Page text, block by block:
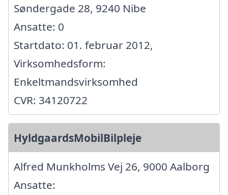
Søndergade 28, 9240 Nibe
Ansatte: 0
Startdato: 01. februar 2012,
Virksomhedsform:
Enkeltmandsvirksomhed
CVR: 34120722
HyldgaardsMobilBilpleje
Alfred Munkholms Vej 26, 9000 Aalborg
Ansatte: